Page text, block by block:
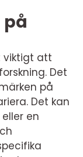
viktigt att
Det
på
Det kan
en